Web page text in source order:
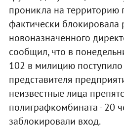
проникла на территорию
фактически блокировала
новоназначенного
сообщил, что в
102 в милицию
представителя
неизвестные лица
полиграфкомбината - 20
заблокировали вход.